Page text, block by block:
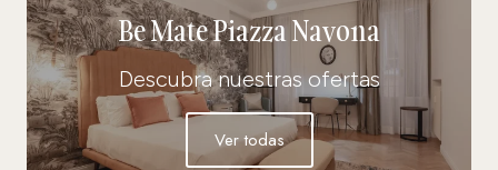
Be Mate Piazza Navona
Descubra nuestras ofertas
Ver todas